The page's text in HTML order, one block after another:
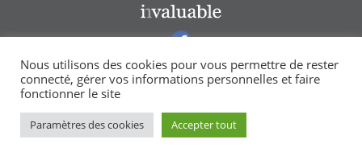
Vers notre groupe Facebook
Copyright © 2021 | Powered byYumanIT
Nous utilisons des cookies pour vous permettre de rester
connecté, gérer vos informations personnelles et faire
fonctionner le site
Paramètres des cookies Accepter tout